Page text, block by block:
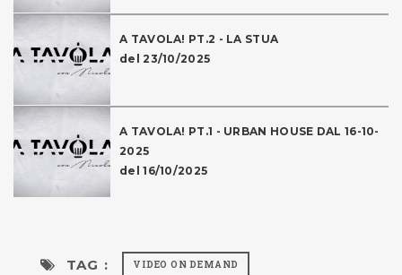
A TAVOLA! PT.2 - LA STUA
del 23/10/2025
A TAVOLA! PT.1 - URBAN HOUSE DAL 16-10-
2025
del 16/10/2025
TAG : VIDEO ON DEMAND